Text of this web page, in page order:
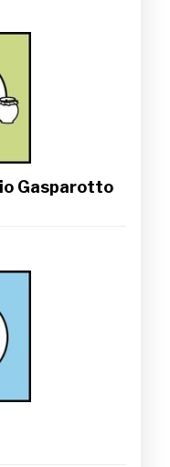
Gasparotto